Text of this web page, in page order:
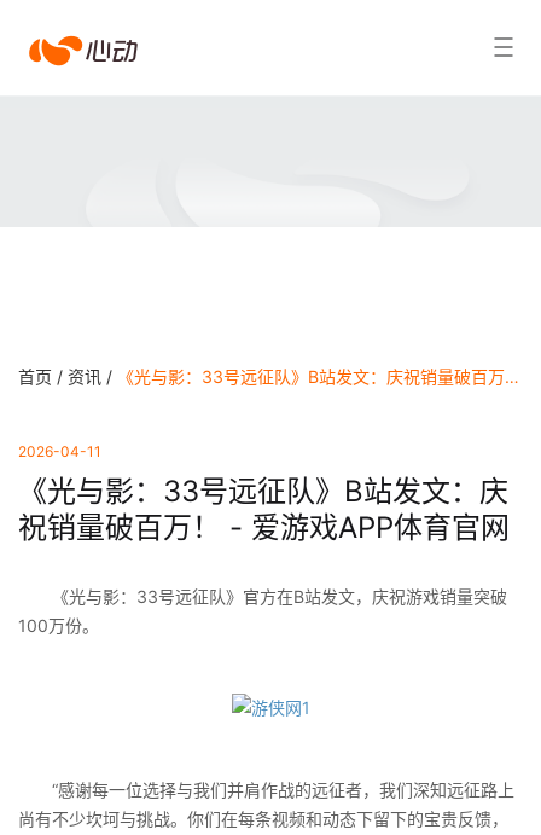
爱搜索结果
首页 / 资讯 / 《光与影：33号远征队》B站发文：庆祝销量破百万！ - 爱游戏APP体育官网
2026-04-11
《光与影：33号远征队》B站发文：庆
祝销量破百万！ - 爱游戏APP体育官网
《光与影：33号远征队》官方在B站发文，庆祝游戏销量突破
100万份。
“感谢每一位选择与我们并肩作战的远征者，我们深知远征路上
尚有不少坎坷与挑战。你们在每条视频和动态下留下的宝贵反馈，